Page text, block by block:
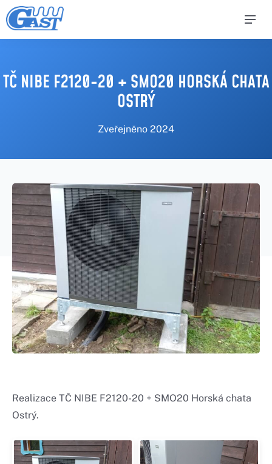
TČ NIBE F2120-20 + SMO20 HORSKÁ CHATA
OSTRÝ
Zveřejněno 2024
Realizace TČ NIBE F2120-20 + SMO20 Horská chata
Ostrý.